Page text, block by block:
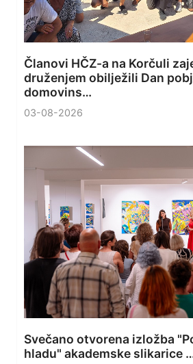
Članovi HČZ-a na Korčuli
druženjem obilježili Dan
domovins…
03-08-2026
Svečano otvorena izložba
hladu" akademske slikarice